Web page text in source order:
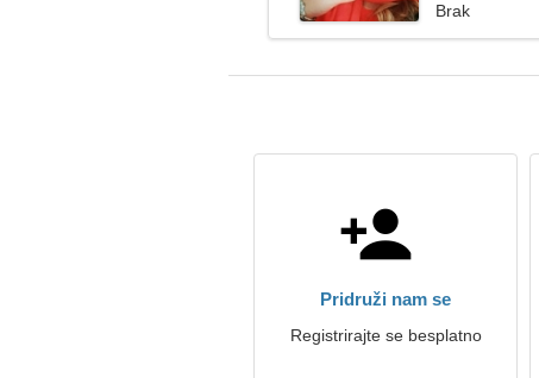
Brak
Pridruži nam se
Registrirajte se besplatno